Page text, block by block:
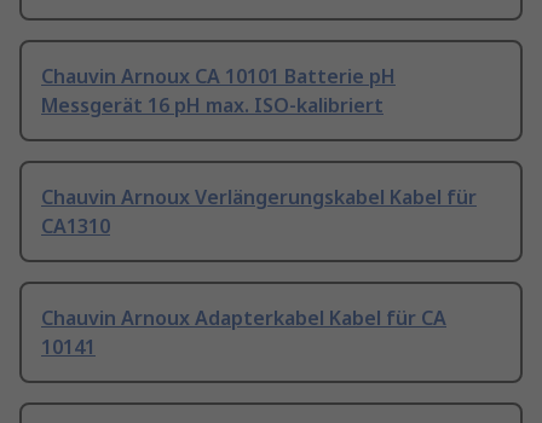
Chauvin Arnoux CA 10101 Batterie pH
Messgerät 16 pH max. ISO-kalibriert
Chauvin Arnoux Verlängerungskabel Kabel für
CA1310
Chauvin Arnoux Adapterkabel Kabel für CA
10141